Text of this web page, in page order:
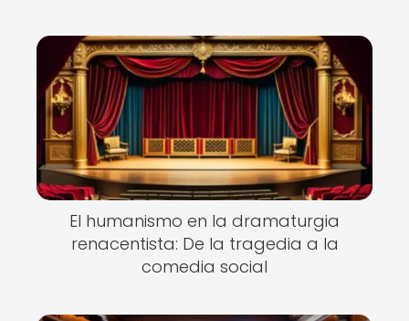
El humanismo en la dramaturgia
renacentista: De la tragedia a la
comedia social